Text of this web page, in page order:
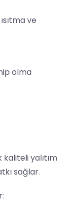
ve
olma
yalıtım
sağlar.